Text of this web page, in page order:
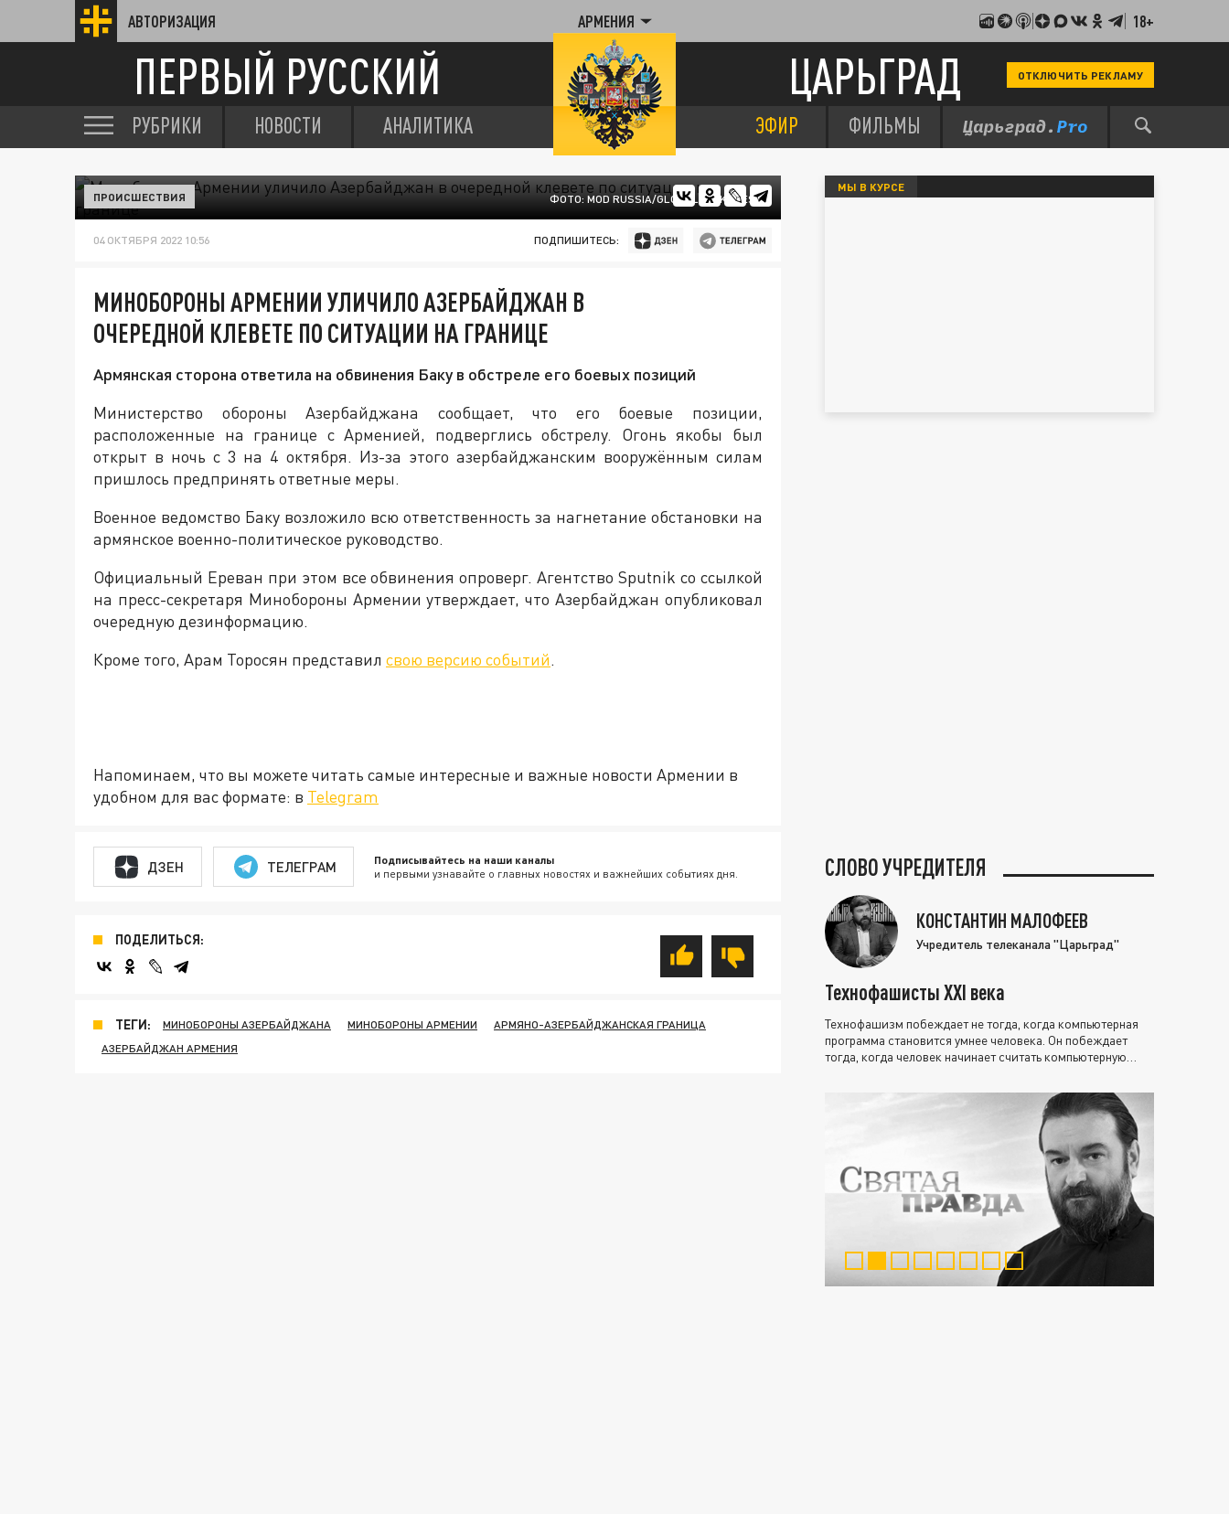
АВТОРИЗАЦИЯ АРМЕНИЯ 18+
ПЕРВЫЙ РУССКИЙ ЦАРЬГРАД ОТКЛЮЧИТЬ РЕКЛАМУ
РУБРИКИ НОВОСТИ АНАЛИТИКА ЭФИР ФИЛЬМЫ
ФОТО: MOD RUSSIA/GLOBALLOOKPRESS
ПРОИСШЕСТВИЯ
04 ОКТЯБРЯ 2022 10:56 ПОДПИШИТЕСЬ:
МИНОБОРОНЫ АРМЕНИИ УЛИЧИЛО АЗЕРБАЙДЖАН В
ОЧЕРЕДНОЙ КЛЕВЕТЕ ПО СИТУАЦИИ НА ГРАНИЦЕ
Армянская сторона ответила на обвинения Баку в обстреле его боевых позиций
Министерство обороны Азербайджана сообщает, что его боевые позиции,
расположенные на границе с Арменией, подверглись обстрелу. Огонь якобы был
открыт в ночь с 3 на 4 октября. Из-за этого азербайджанским вооружённым силам
пришлось предпринять ответные меры.
Военное ведомство Баку возложило всю ответственность за нагнетание обстановки на
армянское военно-политическое руководство.
Официальный Ереван при этом все обвинения опроверг. Агентство Sputnik со ссылкой
на пресс-секретаря Минобороны Армении утверждает, что Азербайджан опубликовал
очередную дезинформацию.
Кроме того, Арам Торосян представил свою версию событий.
Напоминаем, что вы можете читать самые интересные и важные новости Армении в
удобном для вас формате: в Telegram
ДЗЕН ТЕЛЕГРАМ Подписывайтесь на наши каналы
и первыми узнавайте о главных новостях и важнейших событиях дня.
ПОДЕЛИТЬСЯ:
ТЕГИ: МИНОБОРОНЫ АЗЕРБАЙДЖАНА МИНОБОРОНЫ АРМЕНИИ
АРМЯНО-АЗЕРБАЙДЖАНСКАЯ ГРАНИЦА
АЗЕРБАЙДЖАН АРМЕНИЯ
МЫ В КУРСЕ
СЛОВО УЧРЕДИТЕЛЯ
КОНСТАНТИН МАЛОФЕЕВ
Учредитель телеканала "Царьград"
Технофашисты XXI века
Технофашизм побеждает не тогда, когда компьютерная
программа становится умнее человека. Он побеждает
тогда, когда человек начинает считать компьютерную